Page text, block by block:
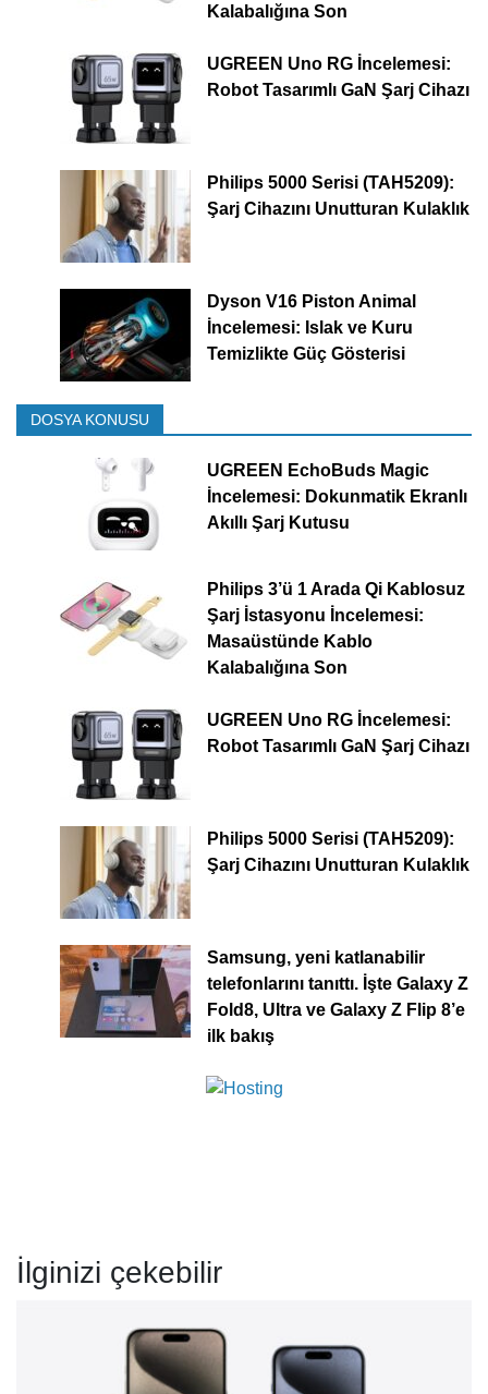
Kalabalığına Son
UGREEN Uno RG İncelemesi:
Robot Tasarımlı GaN Şarj Cihazı
Philips 5000 Serisi (TAH5209):
Şarj Cihazını Unutturan Kulaklık
Dyson V16 Piston Animal
İncelemesi: Islak ve Kuru
Temizlikte Güç Gösterisi
DOSYA KONUSU
UGREEN EchoBuds Magic
İncelemesi: Dokunmatik Ekranlı
Akıllı Şarj Kutusu
Philips 3’ü 1 Arada Qi Kablosuz
Şarj İstasyonu İncelemesi:
Masaüstünde Kablo
Kalabalığına Son
UGREEN Uno RG İncelemesi:
Robot Tasarımlı GaN Şarj Cihazı
Philips 5000 Serisi (TAH5209):
Şarj Cihazını Unutturan Kulaklık
Samsung, yeni katlanabilir
telefonlarını tanıttı. İşte Galaxy Z
Fold8, Ultra ve Galaxy Z Flip 8’e
ilk bakış
İlginizi çekebilir